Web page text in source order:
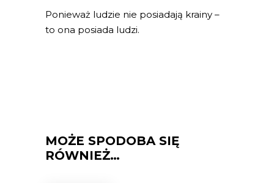
Ponieważ ludzie nie posiadają krainy –
to ona posiada ludzi.
MOŻE SPODOBA SIĘ
RÓWNIEŻ…